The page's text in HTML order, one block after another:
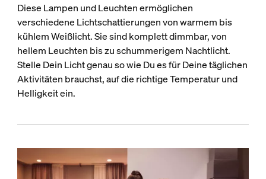
Diese Lampen und Leuchten ermöglichen
verschiedene Lichtschattierungen von warmem bis
kühlem Weißlicht. Sie sind komplett dimmbar, von
hellem Leuchten bis zu schummerigem Nachtlicht.
Stelle Dein Licht genau so wie Du es für Deine täglichen
Aktivitäten brauchst, auf die richtige Temperatur und
Helligkeit ein.